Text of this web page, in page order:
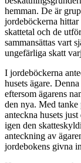
hemman. De är
jordeböckerna
skattetal och de
sammansättas vart
ungefärliga skatt
I jordeböckerna
husets ägare.
eftersom ägarens
den nya. Med
anteckna husets
igen den
anteckning av
jordebokens givna